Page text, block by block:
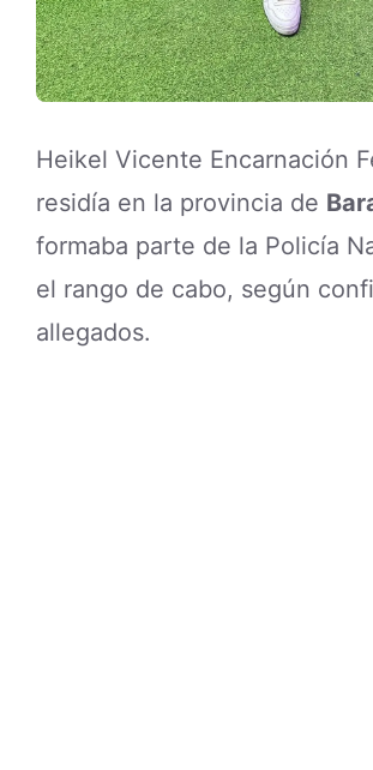
Heikel Vicente Encarnación
residía en la provincia de
formaba parte de la Policía
el rango de cabo, según
allegados.